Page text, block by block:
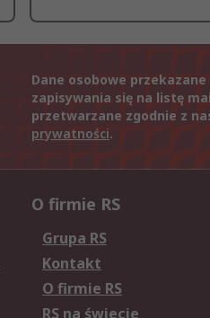
Dane osobowe
zapisywania się na listę
przetwarzane zgodnie z
prywatności.
O firmie RS
Grupa RS
Kontakt
O firmie RS
RS na świecie